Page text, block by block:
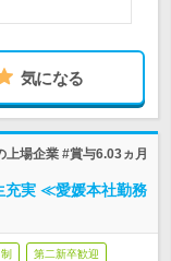
気になる
場企業 #賞与6.03ヵ月
充実 ≪愛媛本社勤務
第二新卒歓迎